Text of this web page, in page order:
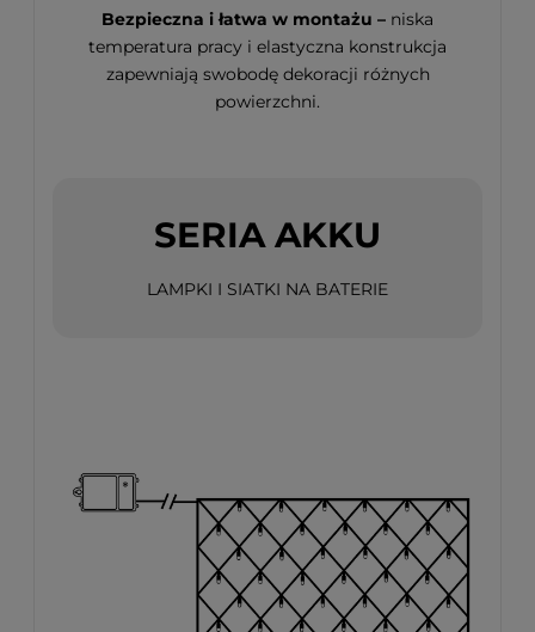
Bezpieczna i łatwa w montażu – niska
temperatura pracy i elastyczna konstrukcja
zapewniają swobodę dekoracji różnych
powierzchni.
SERIA AKKU
LAMPKI I SIATKI NA BATERIE